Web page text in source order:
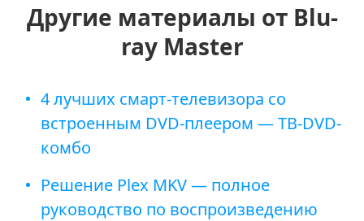
Другие материалы от Blu-
ray Master
4 лучших смарт-телевизора со
встроенным DVD-плеером — ТВ-DVD-
комбо
Решение Plex MKV — полное
руководство по воспроизведению